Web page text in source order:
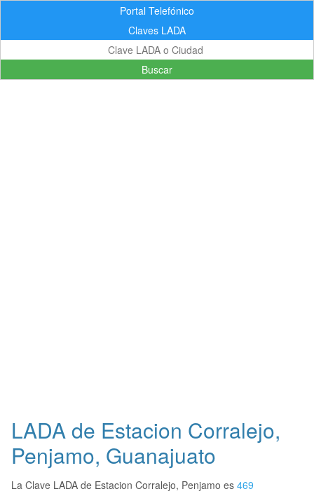
Portal Telefónico
Claves LADA
Buscar
LADA de Estacion Corralejo,
Penjamo, Guanajuato
La Clave LADA de Estacion Corralejo, Penjamo es 469